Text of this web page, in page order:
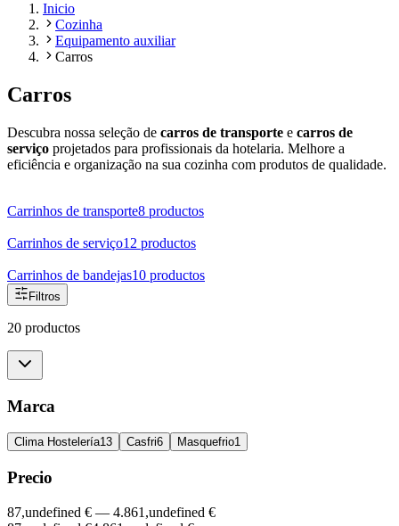
Inicio
Cozinha
Equipamento auxiliar
Carros
Carros
Descubra nossa seleção de carros de transporte e carros de
serviço projetados para profissionais da hotelaria. Melhore a
eficiência e organização na sua cozinha com produtos de qualidade.
Carrinhos de transporte8 productos
Carrinhos de serviço12 productos
Carrinhos de bandejas10 productos
Filtros
20 productos
Marca
Clima Hostelería13 Casfri6 Masquefrio1
Precio
87,undefined € — 4.861,undefined €